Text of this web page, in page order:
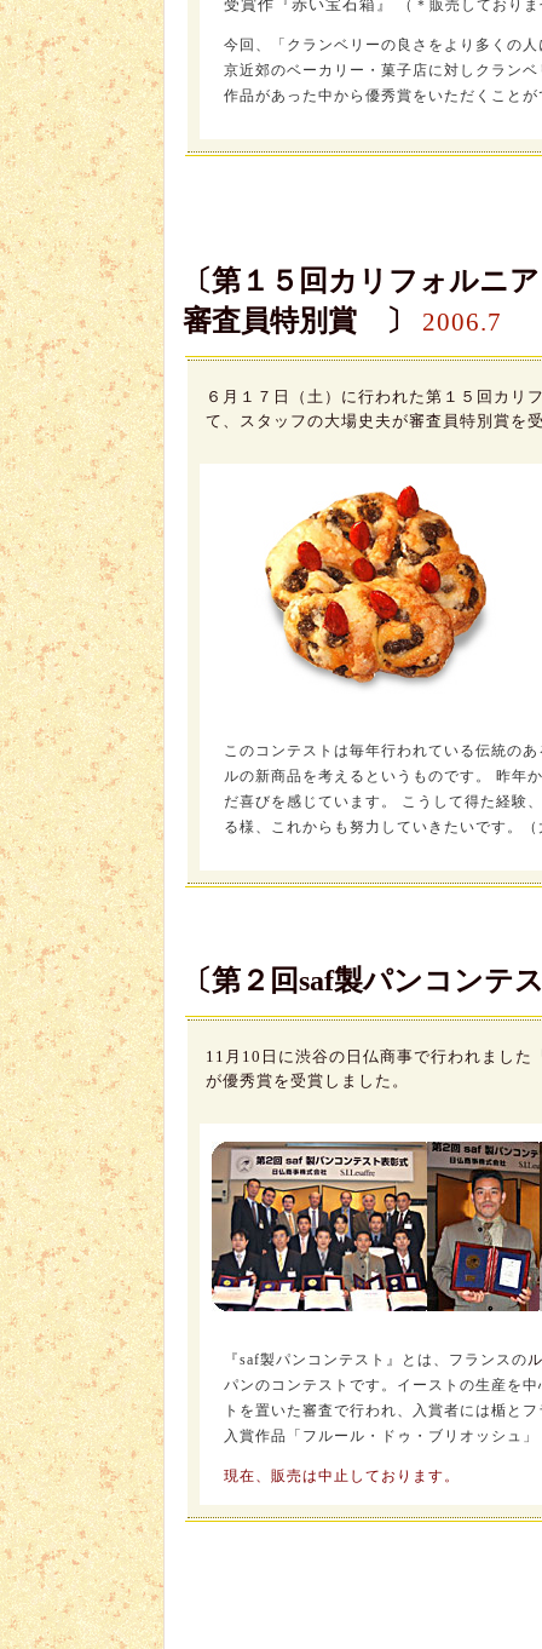
受賞作『赤い宝石箱』 （＊販売しており
今回、「クランベリーの良さをより多くの
京近郊のベーカリー・菓子店に対しクラン
作品があった中から優秀賞をいただくこと
〔第１５回カリフォル
審査員特別賞 〕
2006.7
６月１７日（土）に行われた第１５回カリ
て、スタッフの大場史夫が審査員特別賞を
このコンテストは毎年行われている伝統の
ルの新商品を考えるというものです。 昨年
だ喜びを感じています。 こうして得た経験
る様、これからも努力していきたいです。（
〔第２回saf製パンコンテ
11月10日に渋谷の日仏商事で行われまし
が優秀賞を受賞しました。
『saf製パンコンテスト』とは、フランスの
パンのコンテストです。イーストの生産を
トを置いた審査で行われ、入賞者には楯と
入賞作品「フルール・ドゥ・ブリオッシュ」
現在、販売は中止しております。